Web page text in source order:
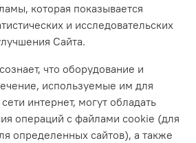
которая показывается
и исследовательских
Сайта.
что оборудование и
используемые им для
интернет, могут обладать
операций с файлами cookie (для
определенных сайтов), а также